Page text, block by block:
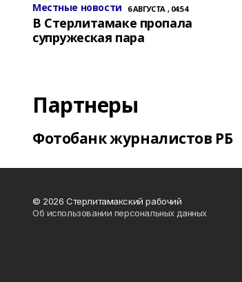
Местные новости 6 АВГУСТА , 04:54
В Стерлитамаке пропала
супружеская пара
Партнеры
Фотобанк журналистов РБ
© 2026 Стерлитамакский рабочий
Об использовании персональных данных